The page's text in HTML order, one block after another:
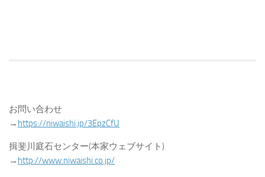
お問い合わせ
→ https://niwaishi.jp/3EpzCfU
揖斐川庭石センター(本家ウェブサイト)
→ http://www.niwaishi.co.jp/